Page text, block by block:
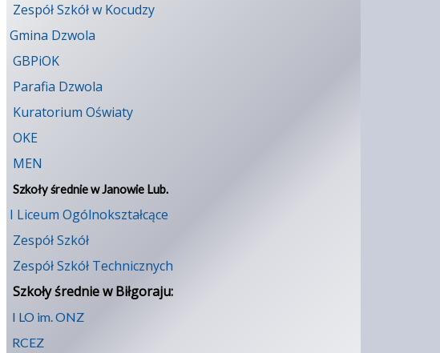
Zespół Szkół w Kocudzy
Gmina Dzwola
GBPiOK
Parafia Dzwola
Kuratorium Oświaty
OKE
MEN
Szkoły średnie w Janowie Lub.
I Liceum Ogólnokształcące
Zespół Szkół
Zespół Szkół Technicznych
Szkoły średnie w Biłgoraju:
I LO im. ONZ
RCEZ